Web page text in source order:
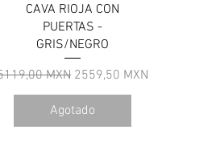
CAVA RIOJA CON
PUERTAS -
GRIS/NEGRO
MXN Precio de oferta
2559,50 MXN
Agotado